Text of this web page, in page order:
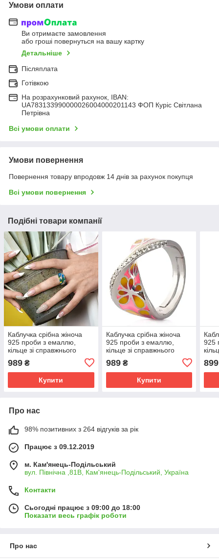
Умови оплати
Ви отримаєте замовлення
або гроші повернуться на вашу картку
Детальніше
Післяплата
Готівкою
На розрахунковий рахунок, IBAN:
UA783133990000026004000201143 ФОП Куріс Світлана
Петрівна
Всі умови оплати
Умови повернення
Повернення товару впродовж 14 днів за рахунок покупця
Всі умови повернення
Подібні товари компанії
Каблучка срібна жіноча
925 проби з емаллю,
кільце зі справжнього
989 ₴
Купити
Каблучка срібна жіноча
925 проби з емаллю,
кільце зі справжнього
989₴
Купити
925
899
Про нас
98% позитивних з 264 відгуків за рік
Працює з 09.12.2019
м. Кам'янець-Подільський
вул. Північна ,81В, Кам'янець-Подільський, Україна
Контакти
Сьогодні працює з 09:00 до 18:00
Показати весь графік роботи
Про нас